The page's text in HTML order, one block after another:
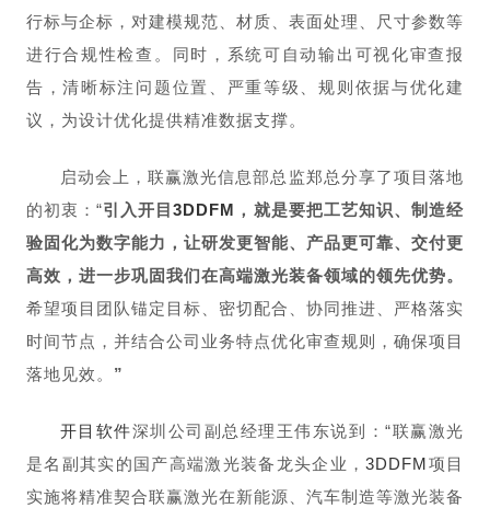
行标与企标，对建模规范、材质、表面处理、尺寸参数等
进行合规性检查。同时，系统可自动输出可视化审查报
告，清晰标注问题位置、严重等级、规则依据与优化建
议，为设计优化提供精准数据支撑。
启动会上，联赢激光信息部总监郑总分享了项目落地
的初衷：“引入开目3DDFM ，就是要把工艺知识、制造经
验固化为数字能力，让研发更智能、产品更可靠、交付更
高效，进一步巩固我们在高端激光装备领域的领先优势。
希望项目团队锚定目标 、密切配合、协同推进、 严格落实
时间节点， 并结合公司业务特点优化审查规则，确保项目
落地见效。 ”
开目软件深圳公司副总经理王伟东说到：“联赢激光
是名副其实的国产高端激光装备龙头企业，3DDFM项目
实施将精准契合联赢激光在新能源、汽车制造等激光装备